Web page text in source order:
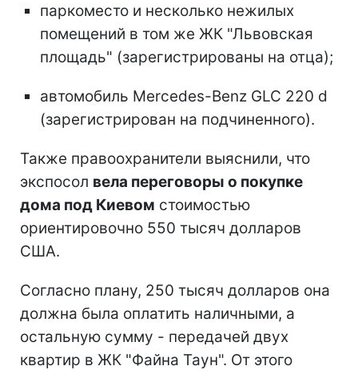
паркоместо и несколько нежилых
помещений в том же ЖК "Львовская
площадь" (зарегистрированы на отца);
автомобиль Mercedes-Benz GLC 220 d
(зарегистрирован на подчиненного).
Также правоохранители выяснили, что
экспосол вела переговоры о покупке
дома под Киевом стоимостью
ориентировочно 550 тысяч долларов
США.
Согласно плану, 250 тысяч долларов она
должна была оплатить наличными, а
остальную сумму - передачей двух
квартир в ЖК "Файна Таун". От этого